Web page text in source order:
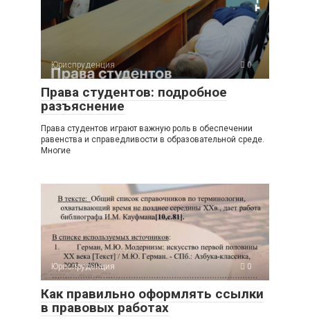
Юриспруденция 0
Права студентов: подробное
разъяснение
Права студентов играют важную роль в обеспечении
равенства и справедливости в образовательной среде.
Многие
Юриспруденция 0
Как правильно оформлять ссылки
в правовых работах